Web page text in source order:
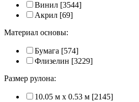
Винил [3544]
Акрил [69]
Материал основы:
Бумага [574]
Флизелин [3229]
Размер рулона:
10.05 м x 0.53 м [2145]